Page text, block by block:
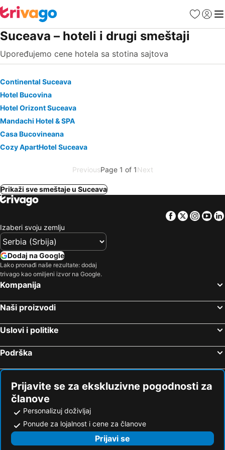
FavoritiPrijavi
Suceava – hoteli i drugi smeštaji
Upoređujemo cene hotela sa stotina sajtova
Continental Suceava
Hotel Bucovina
Hotel Orizont Suceava
Mandachi Hotel & SPA
Casa Bucovineana
Cozy ApartHotel Suceava
PreviousPage 1 of 1Next
Prikaži sve smeštaje u Suceava
Facebook
Twitter
Izaberi svoju zemlju
Dodaj na Google
Lako pronađi naše rezultate: dodaj
trivago kao omiljeni izvor na Google.
Kompanija
Naši proizvodi
Uslovi i politike
Podrška
Prijavite se za ekskluzivne pogodnosti za
članove
Personalizuj doživljaj
Ponude za lojalnost i cene za članove
Prijavi se